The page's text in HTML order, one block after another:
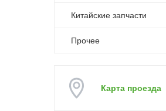
Китайские запчасти
Прочее
Карта проезда